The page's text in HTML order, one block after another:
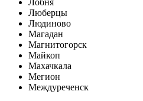
Люберцы
Людиново
Магадан
Магнитогорск
Майкоп
Махачкала
Мегион
Междуреченск